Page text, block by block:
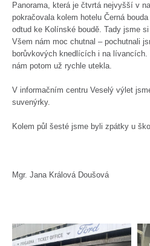
Panorama, která je čtvrtá nejvyšší v
pokračovala kolem hotelu Černá
odtud ke Kolínské boudě. Tady jsme
Všem nám moc chutnal – pochutnali
borůvkových knedlících i na
nám potom už rychle utekla.
V informačním centru Veselý výlet
suvenýrky.
Kolem půl šesté jsme byli zpátky u
Mgr. Jana Králová Doušová